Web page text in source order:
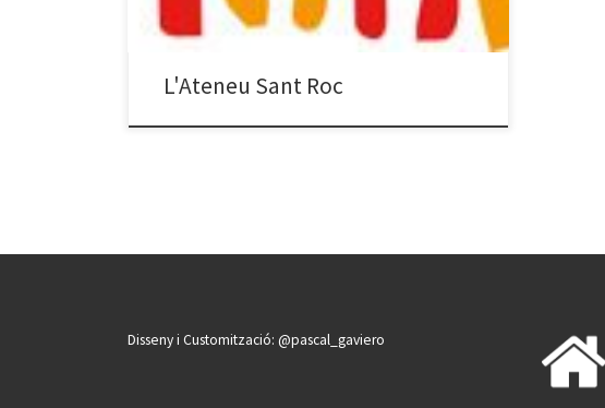
L'Ateneu Sant Roc
Disseny i Customització: @pascal_gaviero